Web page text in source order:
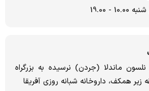
- 19.00
نلسون ماندلا (جردن) نرسیده به بزرگراه
همکف، داروخانه شبانه روزی آفریقا